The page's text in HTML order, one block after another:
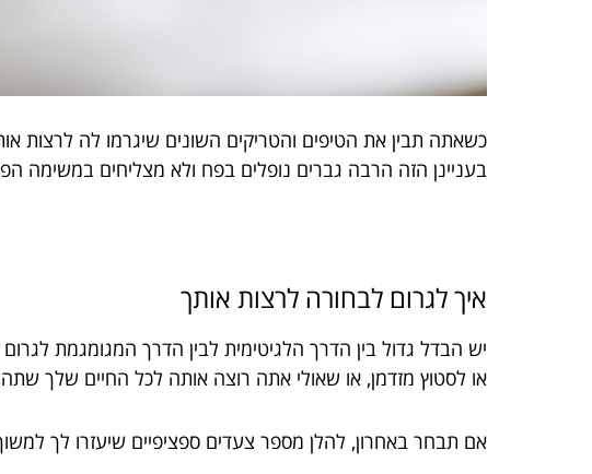
כשאתה תבין את הטיפים והטריקים השונים שיגרמו לה לרצות
בעניינן הזה הרבה גברים נופלים בפח ולא מצליחים במשימה
איך לגרום לבחורה לרצות אותך
יש הבדל גדול בין הדרך הלגיטימית לבין הדרך המגומגמת
או לסטוץ מזדמן, או שאולי אתה רוצה אותה לכל החיים שלך
אם תבחר באחרון, להלן מספר צעדים ספציפיים שיעזרו לך